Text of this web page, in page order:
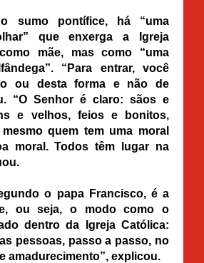
sumo pontífice, há “uma
que enxerga a Igreja
mãe, mas como “uma
“Para entrar, você
ou desta forma e não de
“O Senhor é claro: sãos e
e velhos, feios e bonitos,
quem tem uma moral
moral. Todos têm lugar na
o papa Francisco, é a
ou seja, o modo como o
dentro da Igreja Católica:
pessoas, passo a passo, no
amadurecimento”, explicou.